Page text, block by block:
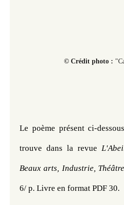
© Crédit photo :
Le poème présent ci-
trouve dans la revue
Beaux arts, Industrie,
6/ p. Livre en format PDF 30.